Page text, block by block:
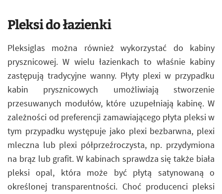
Pleksi do łazienki
Pleksiglas można również wykorzystać do kabiny
prysznicowej. W wielu łazienkach to właśnie kabiny
zastępują tradycyjne wanny. Płyty plexi w przypadku
kabin prysznicowych umożliwiają stworzenie
przesuwanych modułów, które uzupełniają kabinę. W
zależności od preferencji zamawiającego płyta pleksi w
tym przypadku występuje jako plexi bezbarwna, plexi
mleczna lub plexi półprzeźroczysta, np. przydymiona
na brąz lub grafit. W kabinach sprawdza się także biała
pleksi opal, która może być płytą satynowaną o
określonej transparentności. Choć producenci pleksi